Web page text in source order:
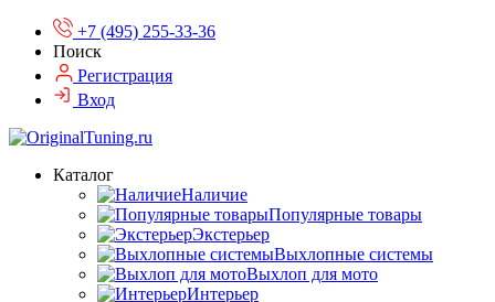
+7 (495) 255-33-36
Поиск
Регистрация
Вход
Каталог
Наличие
Популярные товары
Экстерьер
Выхлопные системы
Выхлоп для мото
Интерьер